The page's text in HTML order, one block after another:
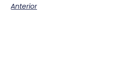
Anterior